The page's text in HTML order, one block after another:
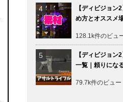
【ディビジョン
め方とオススメ
128.1k件のビュ
【ディビジョン
一覧｜頼りにな
79.7k件のビュー